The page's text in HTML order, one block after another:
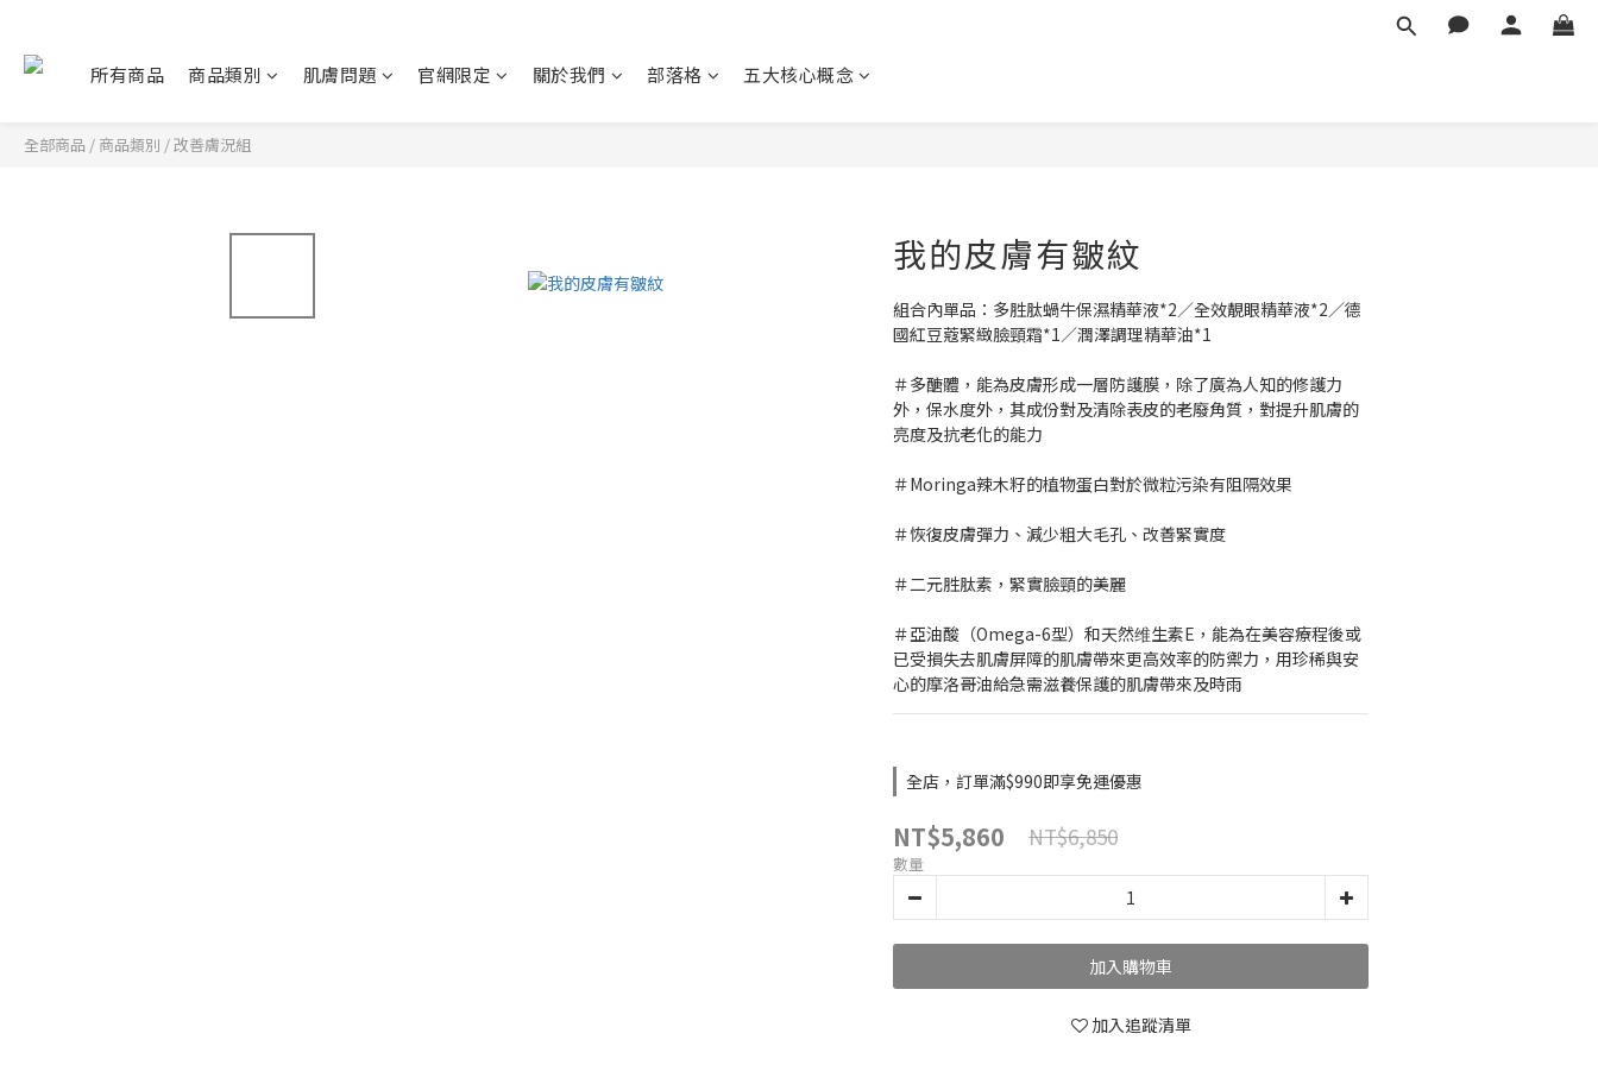
所有商品 商品類別 肌膚問題 官網限定 關於我們 部落格 五大核心概念
全部商品 / 商品類別 /改善膚況組
我的皮膚有皺紋
組合內單品：多胜肽蝸牛保濕精華液*2／全效靚眼精華液*2／德
國紅豆蔻緊緻臉頸霜*1／潤澤調理精華油*1
＃多醣體，能為皮膚形成一層防護膜，除了廣為人知的修護力
外，保水度外，其成份對及清除表皮的老廢角質，對提升肌膚的
亮度及抗老化的能力
＃Moringa辣木籽的植物蛋白對於微粒污染有阻隔效果
＃恢復皮膚彈力、減少粗大毛孔、改善緊實度
＃二元胜肽素，緊實臉頸的美麗
＃亞油酸（Omega-6型）和天然维生素E，能為在美容療程後或
已受損失去肌膚屏障的肌膚帶來更高效率的防禦力，用珍稀與安
心的摩洛哥油給急需滋養保護的肌膚帶來及時雨
全店，訂單滿$990即享免運優惠
NT$5,860 NT$6,850
數量
加入購物車
加入追蹤清單